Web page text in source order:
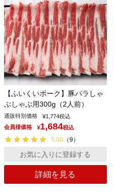
【ふいくいポーク】豚バラしゃ
ぶしゃぶ用300g（2人前）
通販特別価格 ¥1,774税込
会員様価格
¥1,684税込
5.00（9 ）
詳細を見る
お気に入りに登録する